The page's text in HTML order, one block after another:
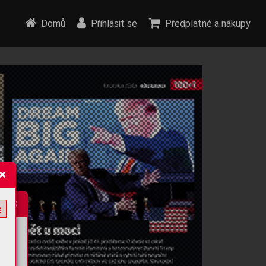
Domů Přihlásit se Předplatné a nákupy